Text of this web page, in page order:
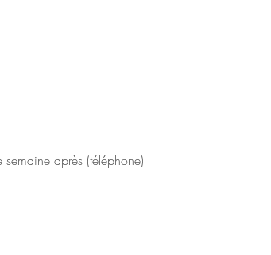
après (téléphone)